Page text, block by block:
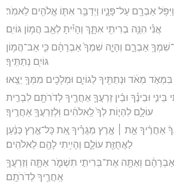
וַיִּפֹּ֥ל אַבְרָ֖ם עַל־פָּנָ֑יו וַיְדַבֵּ֥ר אִתּ֛וֹ אֱלֹהִ֖ים לֵאמֹֽר׃
אֲנִ֕י הִנֵּ֥ה בְרִיתִ֖י אִתָּ֑ךְ וְהָיִ֕יתָ לְאַ֖ב הֲמ֥וֹן גּוֹיִֽם׃
אַבְרָ֑ם וְהָיָ֤ה שִׁמְךָ֙ אַבְרָהָ֔ם כִּ֛י אַב־הֲמ֥וֹן
גּוֹיִ֖ם נְתַתִּֽיךָ׃
מְאֹ֔ד וּנְתַתִּ֖יךָ לְגוֹיִ֑ם וּמְלָכִ֖ים מִמְּךָ֥ יֵצֵֽאוּ׃
בֵּינִ֣י וּבֵינֶ֗ךָ וּבֵ֨ין זַרְעֲךָ֧ אַחֲרֶ֛יךָ לְדֹרֹתָ֖ם לִבְרִ֣ית
עוֹלָ֑ם לִהְי֤וֹת לְךָ֙ לֵֽאלֹהִ֔ים וּֽלְזַרְעֲךָ֖ אַחֲרֶֽיךָ׃
אַחֲרֶ֜יךָ אֵ֣ת ׀ אֶ֣רֶץ מְגֻרֶ֗יךָ אֵ֚ת כָּל־אֶ֣רֶץ כְּנַ֔עַן
לַאֲחֻזַּ֖ת עוֹלָ֑ם וְהָיִ֥יתִי לָהֶ֖ם לֵאלֹהִֽים׃
וְאַתָּ֖ה אֶת־בְּרִיתִ֣י תִשְׁמֹ֑ר אַתָּ֛ה וְזַרְעֲךָ֥
אַֽחֲרֶ֖יךָ לְדֹרֹתָֽם׃